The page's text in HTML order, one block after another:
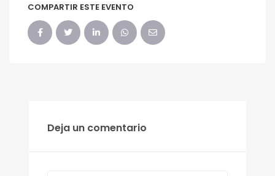
COMPARTIR ESTE EVENTO
Deja un comentario